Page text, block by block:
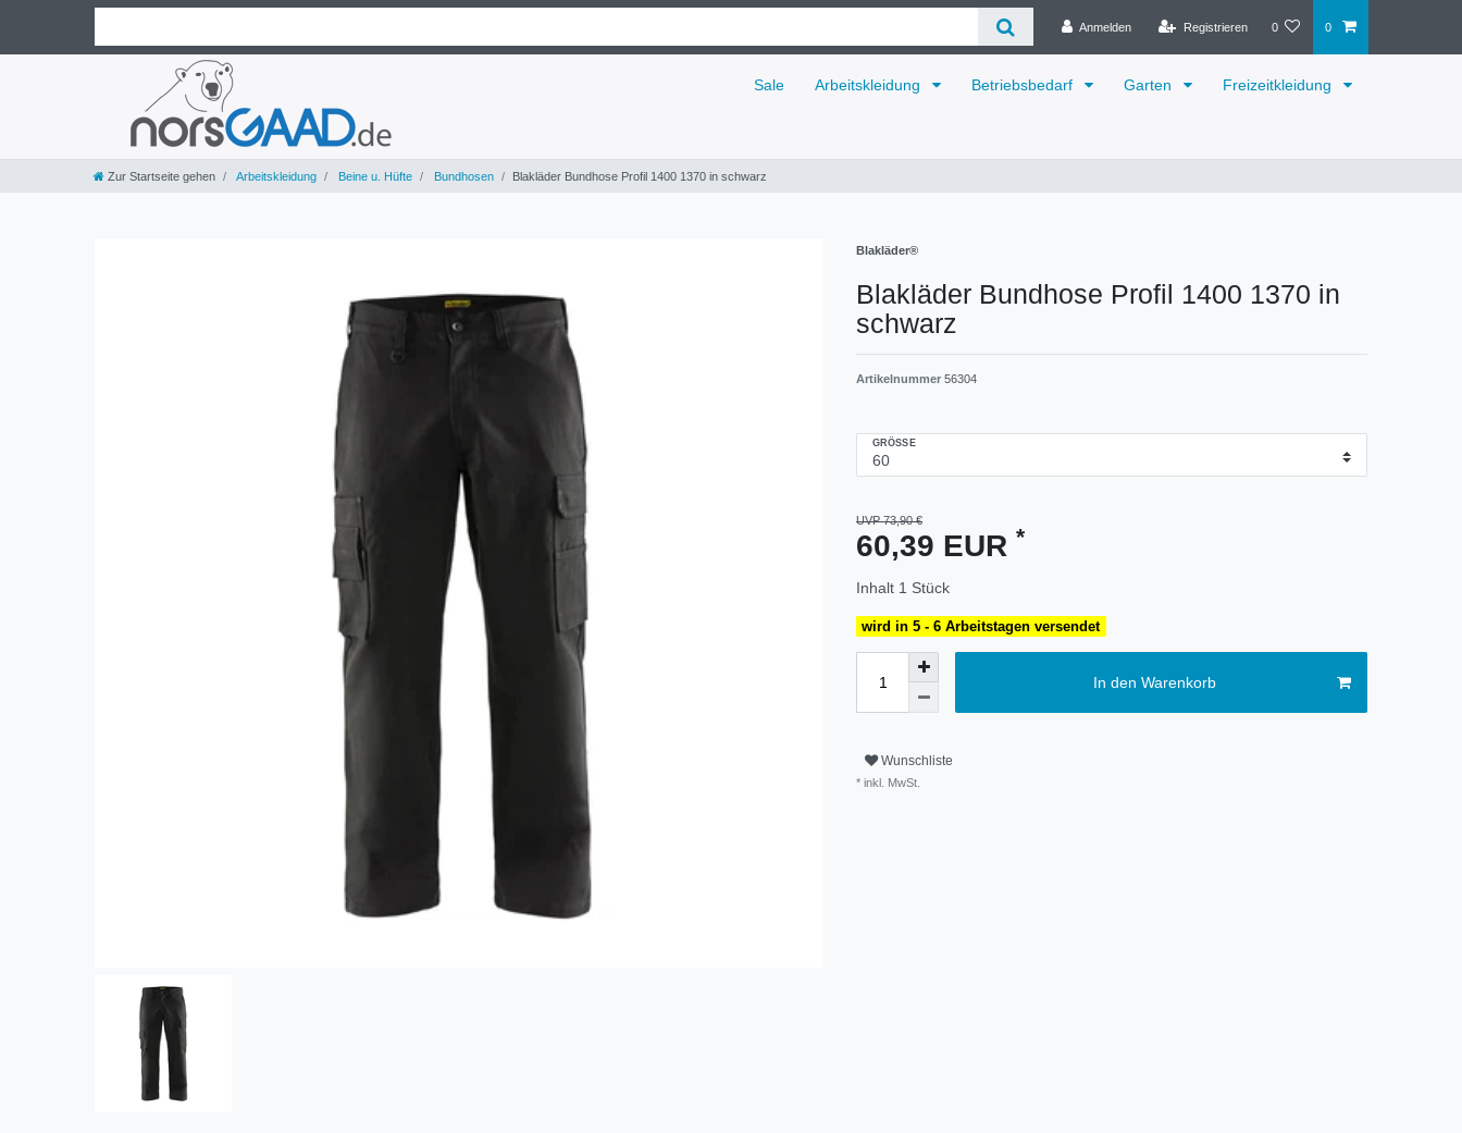
Anmelden Registrieren 0 0
Sale Arbeitskleidung Betriebsbedarf Garten Freizeitkleidung
Zur Startseite gehen Arbeitskleidung Beine u. Hüfte Bundhosen Blakläder Bundhose Profil 1400 1370 in schwarz
Blakläder®
Blakläder Bundhose Profil 1400 1370 in
schwarz
Artikelnummer 56304
GRÖSSE
UVP 73,90 €
60,39 EUR *
Inhalt 1 Stück
wird in 5 - 6 Arbeitstagen versendet
In den Warenkorb
Wunschliste
* inkl. MwSt.